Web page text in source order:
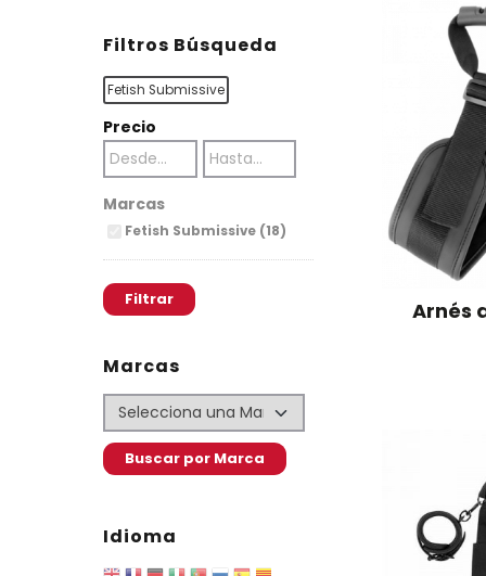
Filtros Búsqueda
Fetish Submissive
Precio
Marcas
Fetish Submissive (18)
Marcas
Idioma
Arnés